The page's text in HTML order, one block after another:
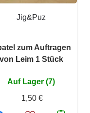
Jig&Puz
zum Auftragen
von Leim 1 Stück
Auf Lager (7)
1,50 €